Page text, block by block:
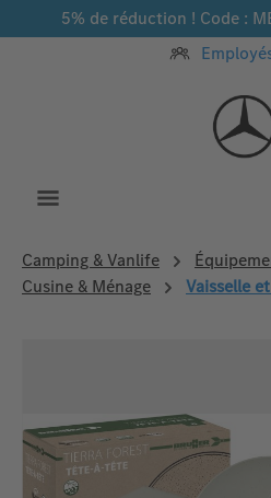
Passer au contenu principal
5% de réduction ! Code :
Camping & Vanlife
Cusine & Ménage
Vaisselle